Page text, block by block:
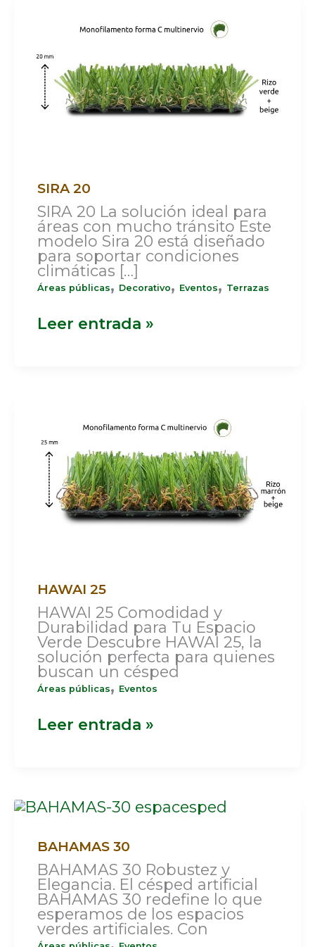
SIRA 20
SIRA 20 La solución ideal para
áreas con mucho tránsito Este
modelo Sira 20 está diseñado
para soportar condiciones
climáticas […]
Áreas públicas, Decorativo, Eventos, Terrazas
Leer entrada »
HAWAI 25
HAWAI 25 Comodidad y
Durabilidad para Tu Espacio
Verde Descubre HAWAI 25, la
solución perfecta para quienes
buscan un césped
Áreas públicas, Eventos
Leer entrada »
BAHAMAS 30
BAHAMAS 30 Robustez y
Elegancia. El césped artificial
BAHAMAS 30 redefine lo que
esperamos de los espacios
verdes artificiales. Con
BAHAMAS